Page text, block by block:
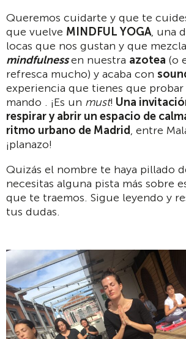
Queremos cuidarte y que te
que vuelve MINDFUL YOGA, una
locas que nos gustan y que
mindfulnessen nuestra azotea (o
refresca mucho) y acaba con
experiencia que tienes que
mando . ¡Es un must! Una
respirar y abrir un espacio de
ritmo urbano de Madrid, entre
¡planazo!
Quizás el nombre te haya pillado
necesitas alguna pista más sobre
que te traemos. Sigue leyendo y
tus dudas.